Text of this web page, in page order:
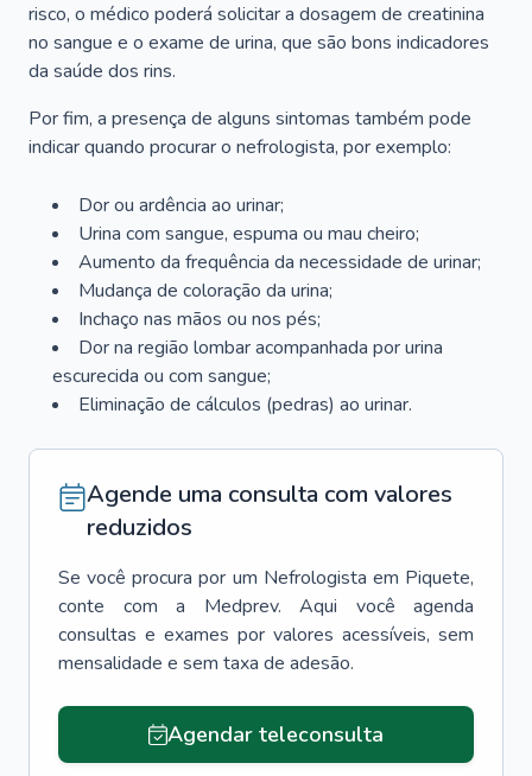
risco, o médico poderá solicitar a dosagem de creatinina
no sangue e o exame de urina, que são bons indicadores
da saúde dos rins.
Por fim, a presença de alguns sintomas também pode
indicar quando procurar o nefrologista, por exemplo:
Dor ou ardência ao urinar;
Urina com sangue, espuma ou mau cheiro;
Aumento da frequência da necessidade de urinar;
Mudança de coloração da urina;
Inchaço nas mãos ou nos pés;
Dor na região lombar acompanhada por urina
escurecida ou com sangue;
Eliminação de cálculos (pedras) ao urinar.
Agende uma consulta com valores
reduzidos
Se você procura por um Nefrologista em Piquete,
conte com a Medprev. Aqui você agenda
consultas e exames por valores acessíveis, sem
mensalidade e sem taxa de adesão.
Agendar teleconsulta